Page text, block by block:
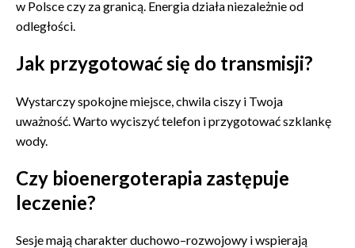
w Polsce czy za granicą. Energia działa niezależnie od
odległości.
Jak przygotować się do transmisji?
Wystarczy spokojne miejsce, chwila ciszy i Twoja
uważność. Warto wyciszyć telefon i przygotować szklankę
wody.
Czy bioenergoterapia zastępuje
leczenie?
Sesje mają charakter duchowo–rozwojowy i wspierają